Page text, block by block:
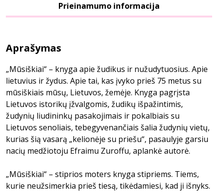
Prieinamumo informacija
Aprašymas
„Mūsiškiai“ – knyga apie žudikus ir nužudytuosius. Apie
lietuvius ir žydus. Apie tai, kas įvyko prieš 75 metus su
mūsiškiais mūsų, Lietuvos, žemėje. Knyga pagrįsta
Lietuvos istorikų įžvalgomis, žudikų išpažintimis,
žudynių liudininkų pasakojimais ir pokalbiais su
Lietuvos senoliais, tebegyvenančiais šalia žudynių vietų,
kurias šią vasarą „kelionėje su priešu“, pasaulyje garsiu
nacių medžiotoju Efraimu Zuroffu, aplankė autorė.
„Mūsiškiai“ – stiprios moters knyga stipriems. Tiems,
kurie neužsimerkia prieš tiesą, tikėdamiesi, kad ji išnyks.